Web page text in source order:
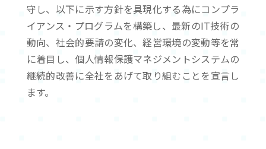
守し、以下に示す方針を具現化する為にコンプラ
イアンス・プログラムを構築し、最新のIT技術の
動向、社会的要請の変化、経営環境の変動等を常
に着目し、個人情報保護マネジメントシステムの
継続的改善に全社をあげて取り組むことを宣言し
ます。